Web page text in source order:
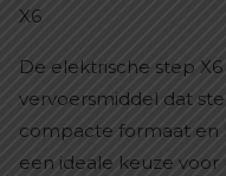
X6
De elektrische step
vervoersmiddel dat
compacte formaat en
een ideale keuze